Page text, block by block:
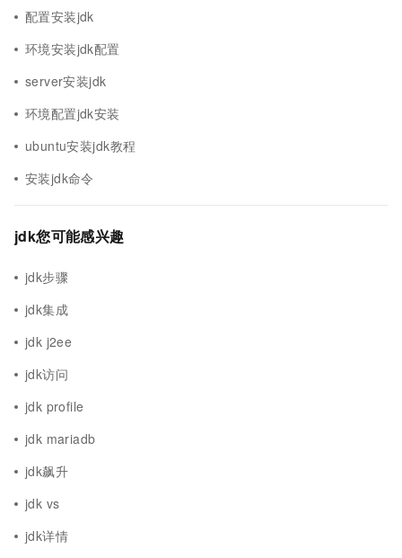
配置安装jdk
环境安装jdk配置
server安装jdk
环境配置jdk安装
ubuntu安装jdk教程
安装jdk命令
jdk您可能感兴趣
jdk步骤
jdk集成
jdk j2ee
jdk访问
jdk profile
jdk mariadb
jdk飙升
jdk vs
jdk详情